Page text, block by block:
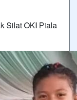
Silat OKI Piala